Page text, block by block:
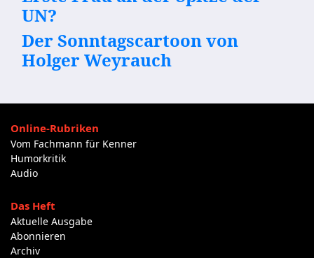
UN?
Der Sonntagscartoon von
Holger Weyrauch
Online-Rubriken
Vom Fachmann für Kenner
Humorkritik
Audio
Das Heft
Aktuelle Ausgabe
Abonnieren
Archiv